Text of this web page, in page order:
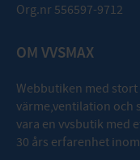
Org.nr 556597-9712
OM VVSMAX
Webbutiken med
värme,ventilation och
vara en vvsbutik med
30 års erfarenhet